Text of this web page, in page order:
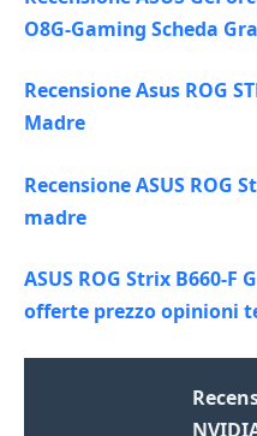
O8G-Gaming Scheda
Recensione Asus ROG
Madre
Recensione ASUS ROG
madre
ASUS ROG Strix B660-F
offerte prezzo opinioni